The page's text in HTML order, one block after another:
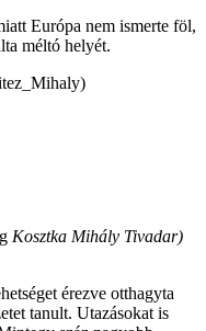
Európa nem ismerte föl,
méltó helyét.
Kosztka Mihály Tivadar)
érezve otthagyta
tanult. Utazásokat is